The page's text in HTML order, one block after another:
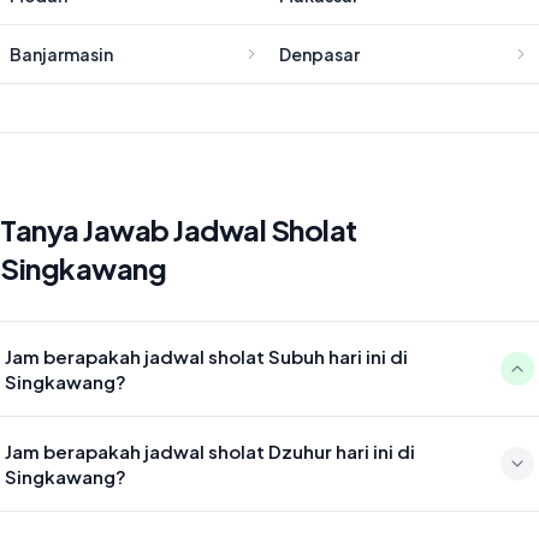
Banjarmasin Denpasar
Tanya Jawab Jadwal Sholat
Singkawang
Jam berapakah jadwal sholat Subuh hari ini di
Singkawang?
Jam berapakah jadwal sholat Dzuhur hari ini di
Singkawang?